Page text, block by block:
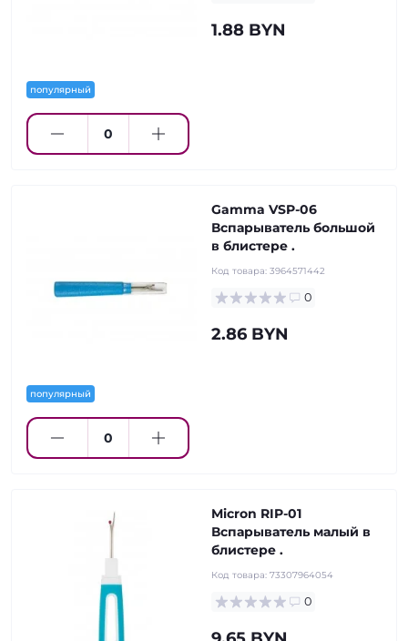
популярный
1.88 BYN
популярный
Gamma VSP-06
Вспарыватель большой
в блистере .
Код товара: 3964571442
0
2.86 BYN
Micron RIP-01
Вспарыватель малый в
блистере .
Код товара: 73307964054
0